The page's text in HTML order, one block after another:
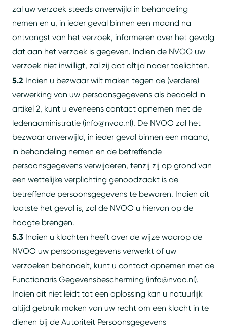
zal uw verzoek steeds onverwijld in behandeling
nemen en u, in ieder geval binnen een maand na
ontvangst van het verzoek, informeren over het gevolg
dat aan het verzoek is gegeven. Indien de NVOO uw
verzoek niet inwilligt, zal zij dat altijd nader toelichten.
5.2 Indien u bezwaar wilt maken tegen de (verdere)
verwerking van uw persoonsgegevens als bedoeld in
artikel 2, kunt u eveneens contact opnemen met de
ledenadministratie (info@nvoo.nl). De NVOO zal het
bezwaar onverwijld, in ieder geval binnen een maand,
in behandeling nemen en de betreffende
persoonsgegevens verwijderen, tenzij zij op grond van
een wettelijke verplichting genoodzaakt is de
betreffende persoonsgegevens te bewaren. Indien dit
laatste het geval is, zal de NVOO u hiervan op de
hoogte brengen.
5.3 Indien u klachten heeft over de wijze waarop de
NVOO uw persoonsgegevens verwerkt of uw
verzoeken behandelt, kunt u contact opnemen met de
Functionaris Gegevensbescherming (info@nvoo.nl).
Indien dit niet leidt tot een oplossing kan u natuurlijk
altijd gebruik maken van uw recht om een klacht in te
dienen bij de Autoriteit Persoonsgegevens